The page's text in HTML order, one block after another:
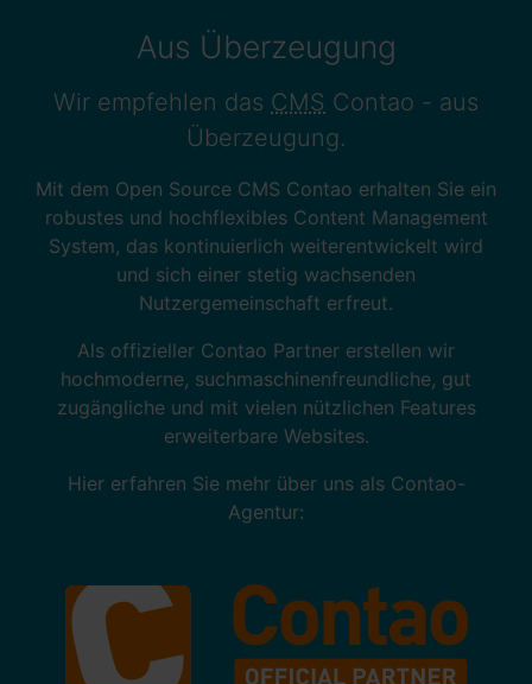
Aus Überzeugung
Wir empfehlen das CMS Contao - aus
Überzeugung.
Mit dem Open Source CMS Contao erhalten Sie ein
robustes und hochflexibles Content Management
System, das kontinuierlich weiterentwickelt wird
und sich einer stetig wachsenden
Nutzergemeinschaft erfreut.
Als offizieller Contao Partner erstellen wir
hochmoderne, suchmaschinenfreundliche, gut
zugängliche und mit vielen nützlichen Features
erweiterbare Websites.
Hier erfahren Sie mehr über uns als Contao-
Agentur: